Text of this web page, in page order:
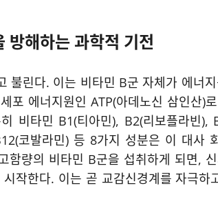
방해하는 과학적 기전
불린다. 이는 비타민 B군 자체가 에너
포 에너지원인 ATP(아데노신 삼인산)
비타민 B1(티아민), B2(리보플라빈),
코발라민) 등 8가지 성분은 이 대사
함량의 비타민 B군을 섭취하게 되면,
작한다. 이는 곧 교감신경계를 자극하